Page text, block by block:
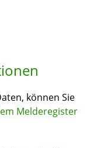
können Sie
Melderegister